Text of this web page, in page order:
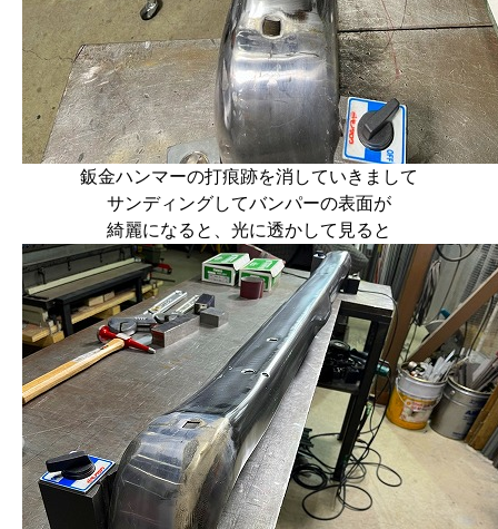
鈑金ハンマーの打痕跡を消していきまして
サンディングしてバンパーの表面が
綺麗になると、光に透かして見ると